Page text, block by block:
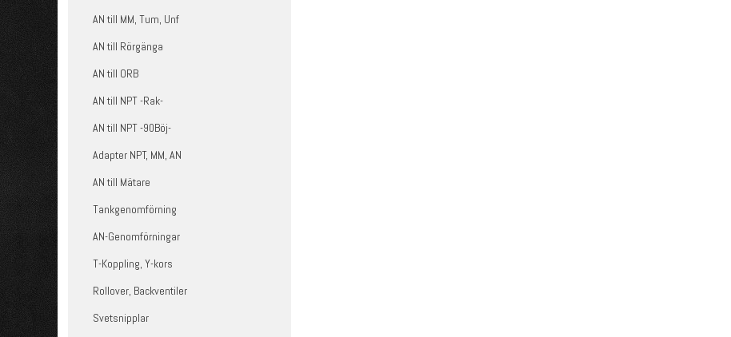
AN till MM, Tum, Unf
AN till Rörgänga
AN till ORB
AN till NPT -Rak-
AN till NPT -90Böj-
Adapter NPT, MM, AN
AN till Mätare
Tankgenomförning
AN-Genomförningar
T-Koppling, Y-kors
Rollover, Backventiler
Svetsnipplar